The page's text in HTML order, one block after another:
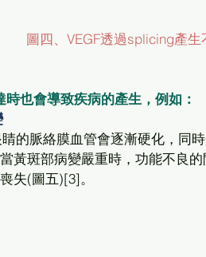
圖四、VEGF透過splicing產
時也會導致疾病的產生，例如：
黃斑部病變嚴重時，功能不良
失(圖五)[3]。